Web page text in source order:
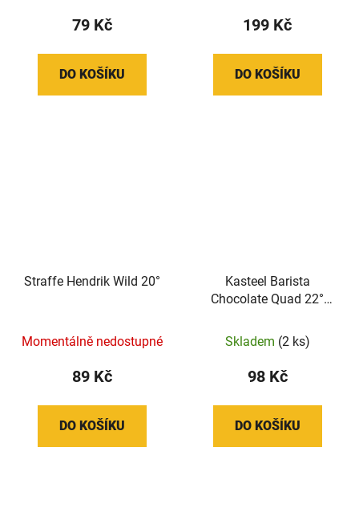
79 Kč
DO KOŠÍKU
199 Kč
DO KOŠÍKU
Straffe Hendrik Wild 20°
Momentálně nedostupné
89 Kč
DO KOŠÍKU
Kasteel Barista
Chocolate Quad 22°
tmavé
Skladem (2 ks)
98 Kč
DO KOŠÍKU